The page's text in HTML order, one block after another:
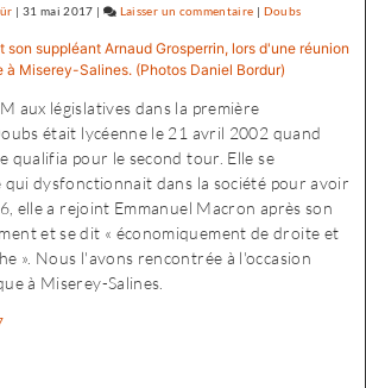
| 31 mai 2017 | Laisser un commentaire on
«
ma
campagne
n’est
pas
dirigée
par
| Doubs
aux législatives dans la première
était lycéenne le 21 avril 2002 quand
qualifia pour le second tour. Elle se
qui dysfonctionnait dans la société pour avoir
elle a rejoint Emmanuel Macron après son
et se dit « économiquement de droite et
». Nous l'avons rencontrée à l'occasion
à Miserey-Salines.